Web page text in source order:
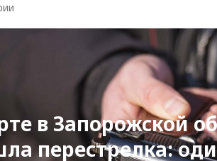
в Запорожской
перестрелка: